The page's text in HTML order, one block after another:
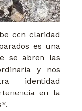
con claridad
es una
se abren las
y nos
identidad
en la